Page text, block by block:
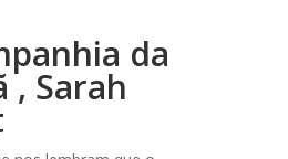
da
, Sarah